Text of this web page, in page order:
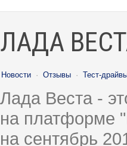
ЛАДА
Новости · Отзывы · Тест-
Лада Веста -
на платформе
на сентябрь